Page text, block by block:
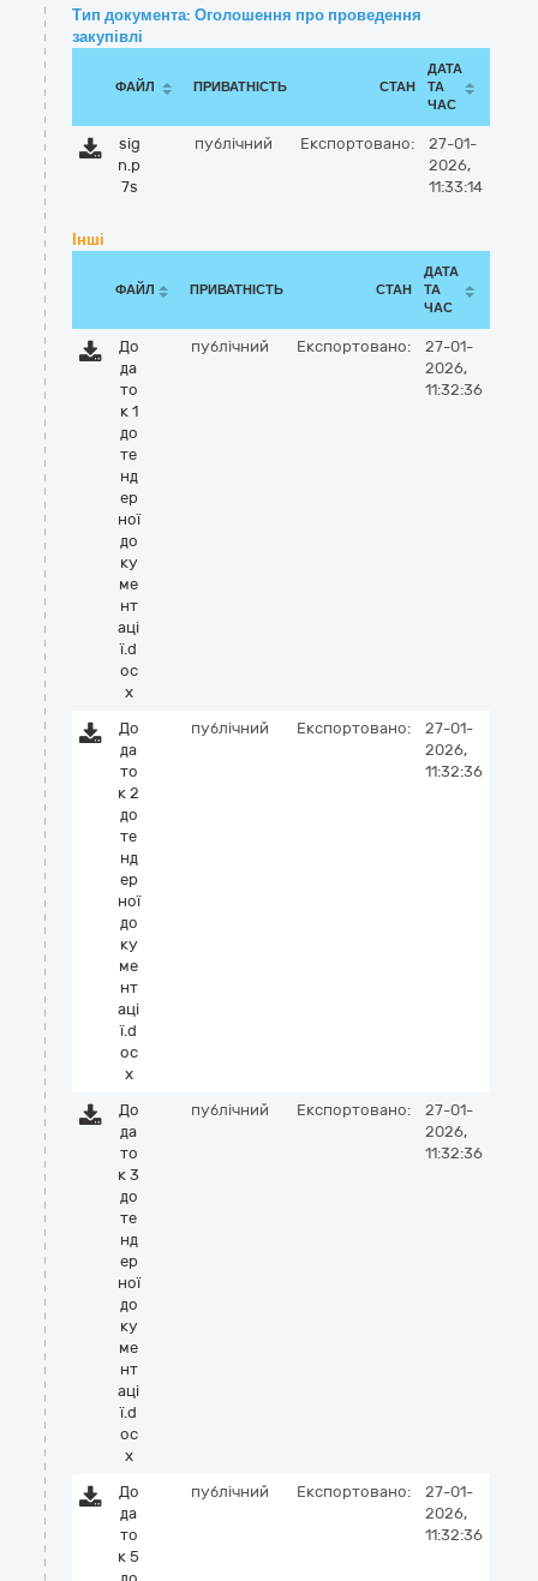
Тип документа: Оголошення про проведення
закупівлі
ФАЙЛ ПРИВАТНІСТЬ СТАН
ДАТА
ТА
ЧАС
sig
n.p
7s
публічний Експортовано:
27-01-
2026,
11:33:14
Інші
ФАЙЛ ПРИВАТНІСТЬ СТАН
ДАТА
ТА
ЧАС
До
да
то
к 1
до
те
нд
ер
ної
до
ку
ме
нт
аці
ї.d
oc
x
публічний Експортовано:
27-01-
2026,
11:32:36
До
да
то
к 2
до
те
нд
ер
ної
до
ку
ме
нт
аці
ї.d
oc
x
публічний Експортовано:
27-01-
2026,
11:32:36
До
да
то
к 3
до
те
нд
ер
ної
до
ку
ме
нт
аці
ї.d
oc
x
публічний Експортовано:
27-01-
2026,
11:32:36
До
да
то
к 5
публічний Експортовано:
27-01-
2026,
11:32:36